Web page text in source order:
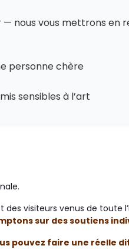
nous vous mettrons en
personne chère
sensibles à l’art
visiteurs venus de toute
sur des soutiens
pouvez faire une réelle